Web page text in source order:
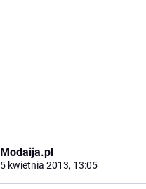
Modaija.pl
5 kwietnia 2013, 13:05